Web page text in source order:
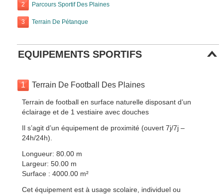
2 Parcours Sportif Des Plaines
3 Terrain De Pétanque
EQUIPEMENTS SPORTIFS
1 Terrain De Football Des Plaines
Terrain de football en surface naturelle disposant d’un
éclairage et de 1 vestiaire avec douches
Il s’agit d’un équipement de proximité (ouvert 7j/7j –
24h/24h).
Longueur: 80.00 m
Largeur: 50.00 m
Surface : 4000.00 m²
Cet équipement est à usage scolaire, individuel ou